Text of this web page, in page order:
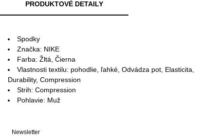
PRODUKTOVÉ DETAILY
Spodky
Značka: NIKE
Farba: Žltá, Čierna
Vlastnosti textilu: pohodlie, ľahké, Odvádza pot, Elasticita,
Durability, Compression
Strih: Compression
Pohlavie: Muž
Newsletter